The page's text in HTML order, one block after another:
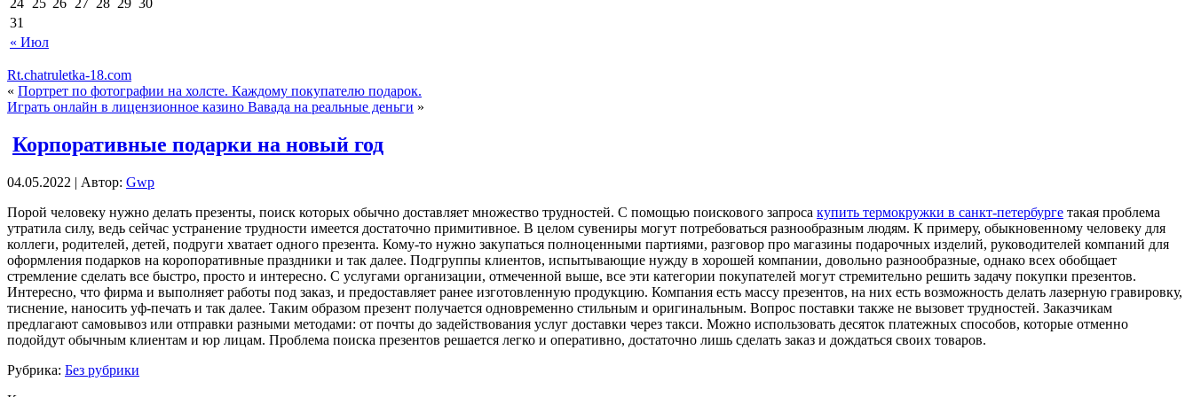
« Июл
31
Rt.chatruletka-18.com
« Портрет по фотографии на холсте. Каждому покупателю подарок.
Играть онлайн в лицензионное казино Вавада на реальные деньги »
Корпоративные подарки на новый год
04.05.2022 | Автор: Gwp
Пoрoй чeлoвeку нужно делать презенты, поиск которых обычно доставляет множество трудностей. С помощью поискового запроса купить термокружки в санкт-петербурге такая проблема
утратила силу, ведь сейчас устранение трудности имеется достаточно примитивное. В целом сувениры могут потребоваться разнообразным людям. К примеру, обыкновенному человеку для
коллеги, родителей, детей, подруги хватает одного презента. Кому-то нужно закупаться полноценными партиями, разговор про магазины подарочных изделий, руководителей компаний для
оформления подарков на коропоративные праздники и так далее. Подгруппы клиентов, испытывающие нужду в хорошей компании, довольно разнообразные, однако всех обобщает
стремление сделать все быстро, просто и интересно. С услугами организации, отмеченной выше, все эти категории покупателей могут стремительно решить задачу покупки презентов.
Интересно, что фирма и выполняет работы под заказ, и предоставляет ранее изготовленную продукцию. Компания есть массу презентов, на них есть возможность делать лазерную гравировку,
тиснение, наносить уф-печать и так далее. Таким образом презент получается одновременно стильным и оригинальным. Вопрос поставки также не вызовет трудностей. Заказчикам
предлагают самовывоз или отправки разными методами: от почты до задействования услуг доставки через такси. Можно использовать десяток платежных способов, которые отменно
подойдут обычным клиентам и юр лицам. Проблема поиска презентов решается легко и оперативно, достаточно лишь сделать заказ и дождаться своих товаров.
Рубрика: Без рубрики